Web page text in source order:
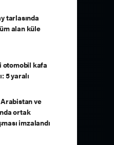
tarlasında
alan küle
otomobil kafa
5 yaralı
ve
ortak
imzalandı